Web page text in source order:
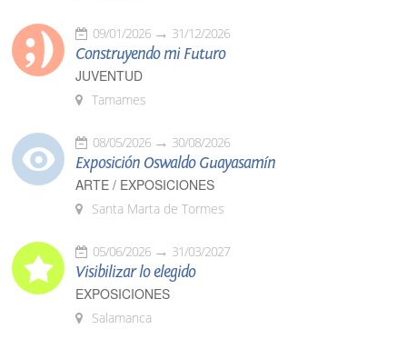
09/01/2026 31/12/2026
Construyendo mi Futuro
JUVENTUD
Tamames
08/05/2026 30/08/2026
Exposición Oswaldo Guayasamín
ARTE / EXPOSICIONES
Santa Marta de Tormes
05/06/2026 31/03/2027
Visibilizar lo elegido
EXPOSICIONES
Salamanca